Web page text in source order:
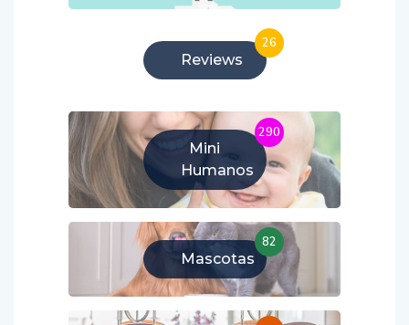
Reviews
26
Mini
Humanos
290
Mascotas
82